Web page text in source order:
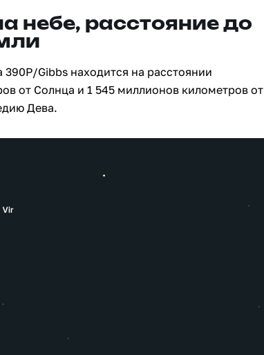
небе, расстояние до
Gibbs находится на расстоянии
от Солнца и 1 545 миллионов километров от
Дева.